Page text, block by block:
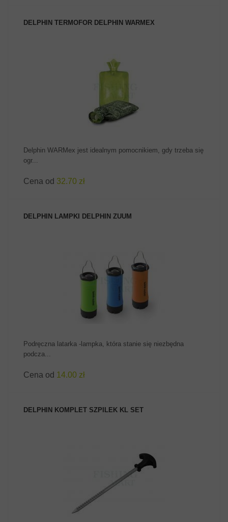
DELPHIN TERMOFOR DELPHIN WARMEX
ZOBACZ PRODUKT
Delphin WARMex jest idealnym pomocnikiem, gdy trzeba się
ogr...
Cena od 32.70 zł
DELPHIN LAMPKI DELPHIN ZUUM
ZOBACZ PRODUKT
Podręczna latarka -lampka, która stanie się niezbędna
podcza...
Cena od 14.00 zł
DELPHIN KOMPLET SZPILEK KL SET
ZOBACZ PRODUKT